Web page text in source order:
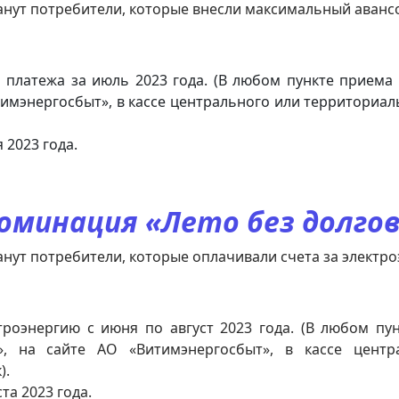
которые внесли максимальный
платежа за июль 2023 года. (В любом пункте
в кассе центрального или
года.
«Лето без
которые оплачивали счета за
с июня по август 2023 года. (В любом
на сайте АО «Витимэнергосбыт», в кассе
2023 года.